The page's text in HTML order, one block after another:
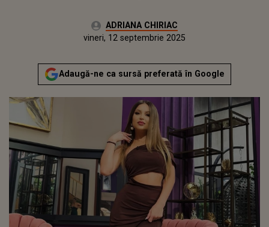
Autor:ADRIANA CHIRIAC
vineri, 12 septembrie 2025
Actualizat:
vineri, 12 septembrie 2025
Adaugă-ne ca sursă preferată în Google